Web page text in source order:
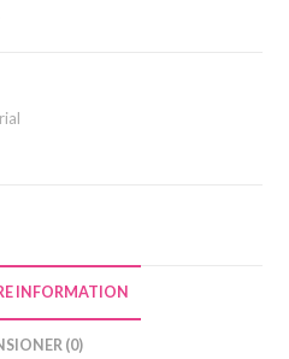
INFORMATION
(0)